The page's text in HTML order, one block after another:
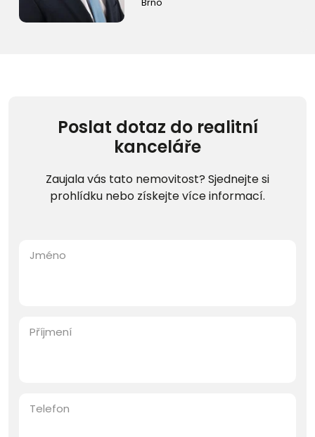
Poslat dotaz do realitní
kanceláře
Zaujala vás tato nemovitost? Sjednejte si
prohlídku nebo získejte více informací.
Jméno
Příjmení
Telefon